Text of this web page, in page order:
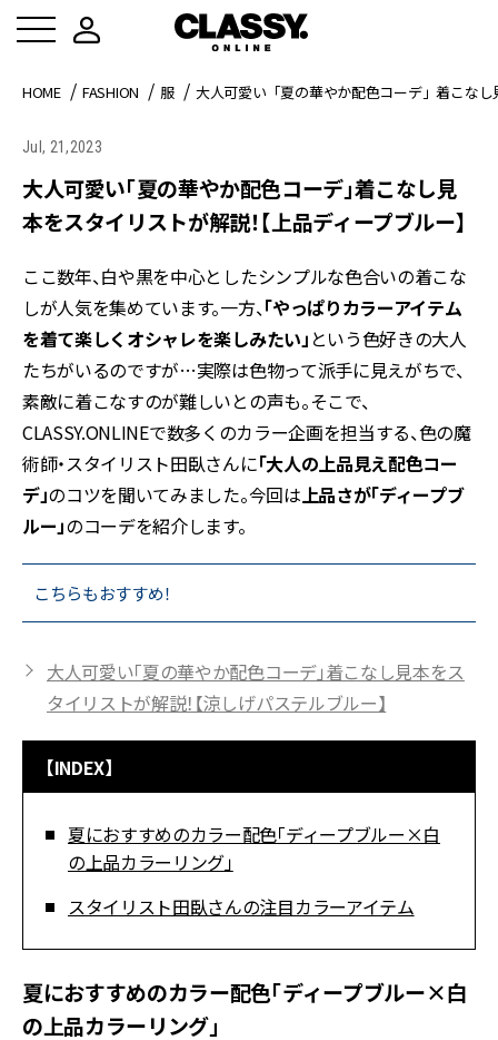
HOME FASHION 服 大人可愛い「夏の華やか配色コーデ」着こな
Jul, 21,2023
大人可愛い「夏の華やか配色コーデ」着こなし見
本をスタイリストが解説！【上品ディープブルー】
ここ数年、白や黒を中心としたシンプルな色合いの着こな
しが人気を集めています。一方、「やっぱりカラーアイテム
を着て楽しくオシャレを楽しみたい」 という色好きの大人
たちがいるのですが…実際は色物って派手に見えがちで、
素敵に着こなすのが難しいとの声も。そこで、
CLASSY.ONLINEで数多くのカラー企画を担当する、色の魔
術師・スタイリスト田臥さんに「大人の上品見え配色コー
デ」のコツを聞いてみました。今回は上品さが「ディープブ
ルー」のコーデを紹介します。
こちらもおすすめ！
大人可愛い「夏の華やか配色コーデ」着こなし見本をス
タイリストが解説！【涼しげパステルブルー】
【INDEX】
夏におすすめのカラー配色「ディープブルー×白
の上品カラーリング」
スタイリスト田臥さんの注目カラーアイテム
夏におすすめのカラー配色「ディープブルー×白
の上品カラーリング」